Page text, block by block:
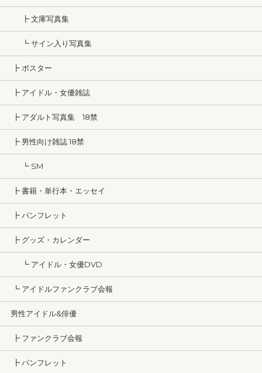
┣ 文庫写真集
┗ サイン入り写真集
┣ ポスター
┣ アイドル・女優雑誌
┣ アダルト写真集 18禁
┣ 男性向け雑誌 18禁
┗ SM
┣ 書籍・単行本・エッセイ
┣ パンフレット
┣ グッズ・カレンダー
┗ アイドル・女優DVD
┗ アイドルファンクラブ会報
男性アイドル&俳優
┣ ファンクラブ会報
┣ パンフレット